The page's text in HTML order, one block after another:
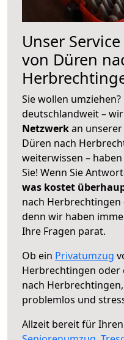
Unser
von Düren
Sie wollen
deutschlandweit –
Netzwerkan unserer
Düren nach
weiterwissen –
Sie! Wenn Sie
was kostet
nach Herbrechtingen
denn wir haben
Ihre Fragen parat.
Ob ein Privatumzug
Herbrechtingen oder
nach Herbrechtingen,
problemlos und
Allzeit bereit für Ihren